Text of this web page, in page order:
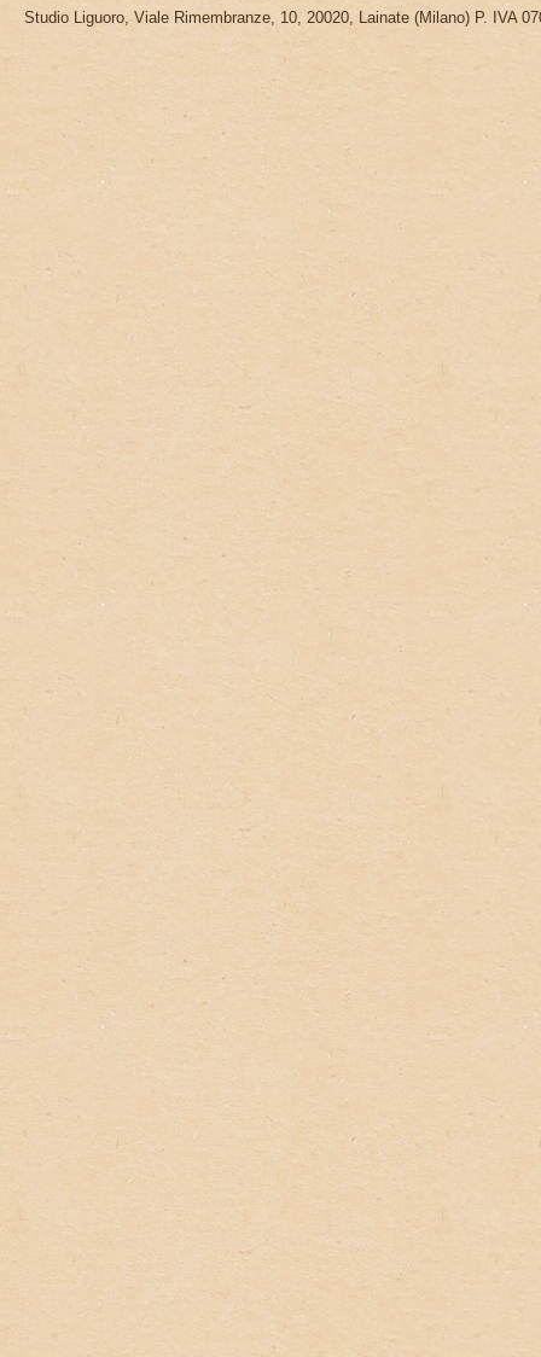
Piè di pagina
Studio Liguoro, Viale Rimembranze, 10, 20020, Lainate (Milano) P. IVA